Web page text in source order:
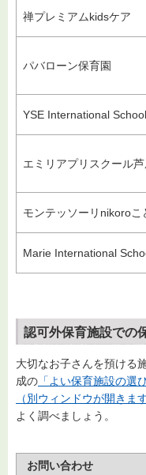
禅プレミアムkidsケア
パバローン保育園
YSE International
エミリアプリスクール芦
モンテッソーリnikoroこ
Marie International
認可外保育施設での
大切なお子さんを預ける
成の 「よい保育施設の選
（別ウィンドウが開きます
よく調べましょう。
お問い合わせ